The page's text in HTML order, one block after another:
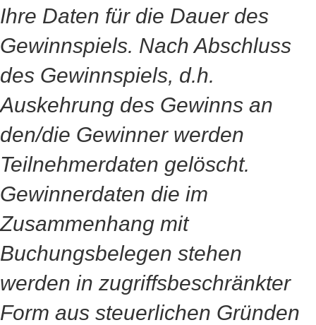
Ihre Daten für die Dauer des
Gewinnspiels. Nach Abschluss
des Gewinnspiels, d.h.
Auskehrung des Gewinns an
den/die Gewinner werden
Teilnehmerdaten gelöscht.
Gewinnerdaten die im
Zusammenhang mit
Buchungsbelegen stehen
werden in zugriffsbeschränkter
Form aus steuerlichen Gründen